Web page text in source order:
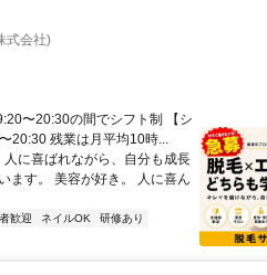
式会社)
〜20:30の間でシフト制 【シ
残業は月平均10時...
に喜ばれながら、自分も成長
ます。 美容が好き。 人に喜ん
歓迎 ネイルOK
研修あり